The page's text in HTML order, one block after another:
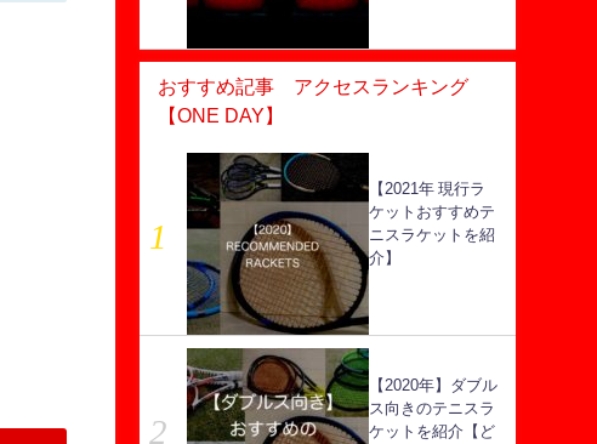
おすすめ記事 アクセスランキング
【ONE DAY】
【2021年 現行ラ
ケットおすすめテ
ニスラケットを紹
介】
【2020年】ダブル
ス向きのテニスラ
ケットを紹介【ど